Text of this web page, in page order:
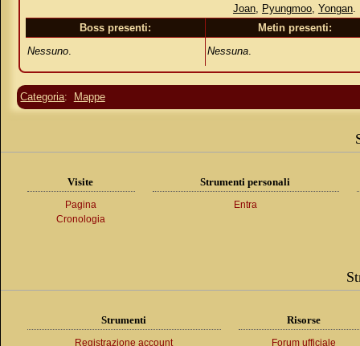
Joan, Pyungmoo, Yongan.
Boss presenti:
Metin presenti:
Nessuno. Nessuna.
Categoria: Mappe
Visite
Pagina
Cronologia
Strumenti personali
Entra
Strumenti
Registrazione account
Risorse
Forum ufficiale